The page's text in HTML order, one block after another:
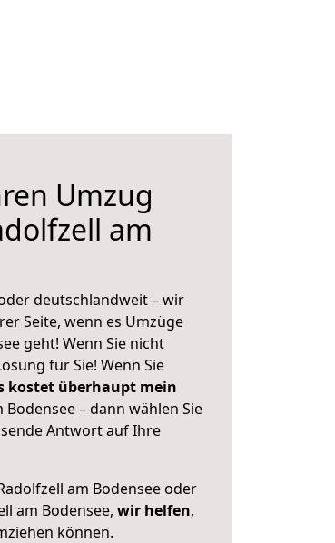
Umzug
am
deutschlandweit – wir
Seite, wenn es Umzüge
geht! Wenn Sie nicht
für Sie! Wenn Sie
kostet überhaupt mein
– dann wählen Sie
Antwort auf Ihre
am Bodensee oder
am Bodensee, wir helfen,
können.